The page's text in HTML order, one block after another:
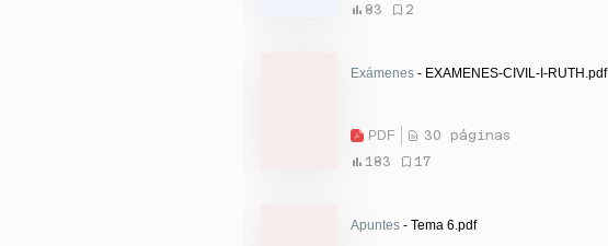
83
2
Exámenes - EXAMENES-CIVIL-I-RUTH.pdf
PDF
30 páginas
183
17
Apuntes - Tema 6.pdf